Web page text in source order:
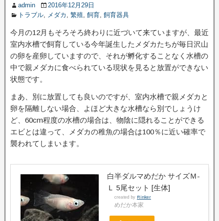
admin
2016年12月29日
トラブル, メダカ , 繁殖, 飼育, 飼育器具
今月の12月もそろそろ終わりに近づいて来ていますが、最近
室内水槽で飼育している今年誕生したメダカたちが毎日沢山
の卵を産卵していますので、それが孵化することなく水槽の
中で親メダカに食べられている現状を見ると放置ができない
状態です。
まあ、別に放置しても良いのですが、室内水槽で親メダカと
卵を隔離しない場合、よほど大きな水槽なら別でしょうけ
ど、60cm程度の水槽の場合は、物陰に隠れることができる
エビとは違って、メダカの稚魚の場合は100％に近い確率で
襲われてしまいます。
白半ダルマめだか サイズＭ-
Ｌ 5尾セット [生体]
created by Rinker
めだか本家